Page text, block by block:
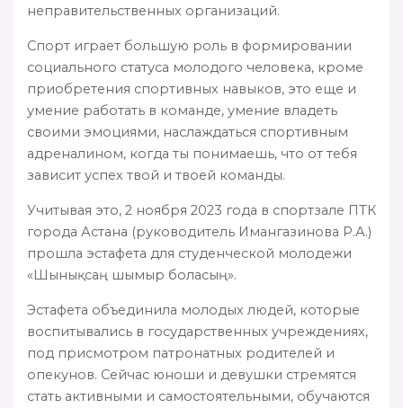
неправительственных организаций.
Спорт играет большую роль в формировании
социального статуса молодого человека, кроме
приобретения спортивных навыков, это еще и
умение работать в команде, умение владеть
своими эмоциями, наслаждаться спортивным
адреналином, когда ты понимаешь, что от тебя
зависит успех твой и твоей команды.
Учитывая это, 2 ноября 2023 года в спортзале ПТК
города Астана (руководитель Имангазинова Р.А.)
прошла эстафета для студенческой молодежи
«Шынықсаң шымыр боласың».
Эстафета объединила молодых людей, которые
воспитывались в государственных учреждениях,
под присмотром патронатных родителей и
опекунов. Сейчас юноши и девушки стремятся
стать активными и самостоятельными, обучаются